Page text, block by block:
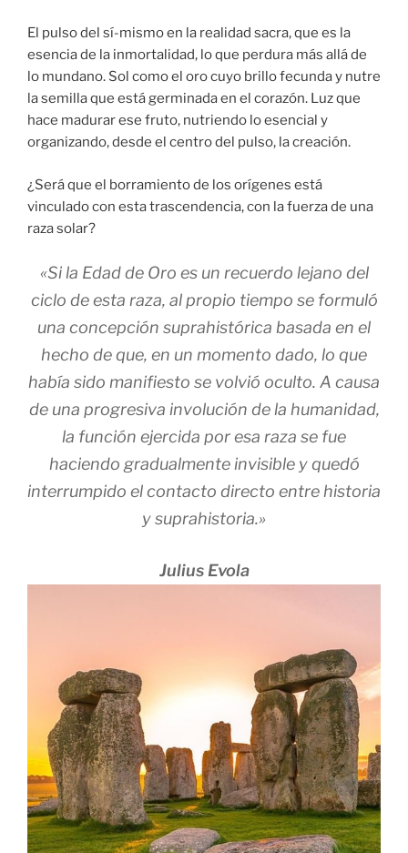
El pulso del sí-mismo en la realidad sacra, que es la
esencia de la inmortalidad, lo que perdura más allá de
lo mundano. Sol como el oro cuyo brillo fecunda y nutre
la semilla que está germinada en el corazón. Luz que
hace madurar ese fruto, nutriendo lo esencial y
organizando, desde el centro del pulso, la creación.
¿Será que el borramiento de los orígenes está
vinculado con esta trascendencia, con la fuerza de una
raza solar?
«Si la Edad de Oro es un recuerdo lejano del
ciclo de esta raza, al propio tiempo se formuló
una concepción suprahistórica basada en el
hecho de que, en un momento dado, lo que
había sido manifiesto se volvió oculto. A causa
de una progresiva involución de la humanidad,
la función ejercida por esa raza se fue
haciendo gradualmente invisible y quedó
interrumpido el contacto directo entre historia
y suprahistoria.»
Julius Evola